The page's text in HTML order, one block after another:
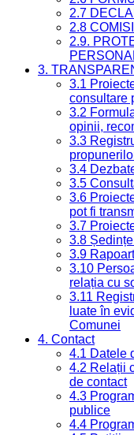
2.7
2.8
2.9.
3.
3.1
consultare
3.2
opinii,
3.3
3.4
3.5
3.6
pot fi
3.7
3.8
3.9
3.10
relația cu
3.11
luate în
Comunei
4. Contact
4.1 Datele
4.2 Relații
de contact
4.3
publice
4.4